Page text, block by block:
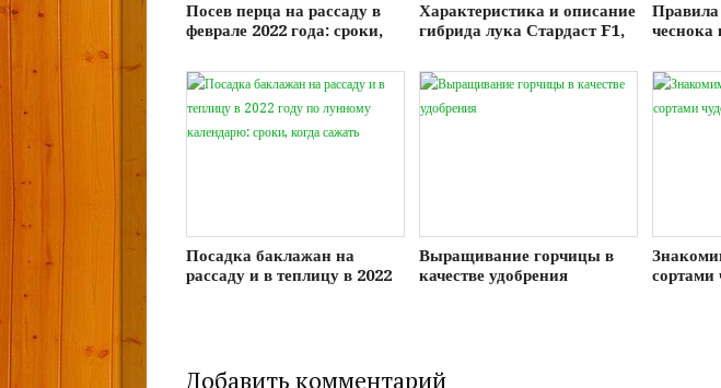
Посев перца на рассаду в
феврале 2022 года: сроки,
Характеристика и описание
гибрида лука Стардаст F1,
чеснока
ухода
Посадка баклажан на
рассаду и в теплицу в 2022
Выращивание горчицы в
качестве удобрения
Добавить комментарий